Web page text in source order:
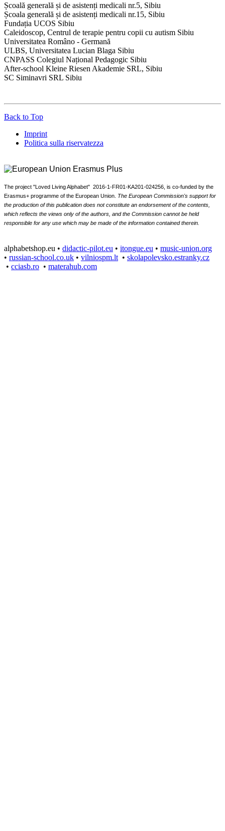
Școală generală și de asistenți medicali nr.5, Sibiu
Școala generală și de asistenți medicali nr.15, Sibiu
Fundația UCOS Sibiu
Caleidoscop, Centrul de terapie pentru copii cu autism Sibiu
Universitatea Româno - Germană
ULBS, Universitatea Lucian Blaga Sibiu
CNPASS Colegiul Național Pedagogic Sibiu
After-school Kleine Riesen Akademie SRL, Sibiu
SC Siminavri SRL Sibiu
Back to Top
Imprint
Politica sulla riservatezza
The project "Loved Living Alphabet" 2016-1-FR01-KA201-024256, is co-funded by the
Erasmus+ programme of the European Union. The European Commission's support for
the production of this publication does not constitute an endorsement of the contents,
which reflects the views only of the authors, and the Commission cannot be held
responsible for any use which may be made of the information contained therein.
alphabetshop.eu • didactic-pilot.eu • itongue.eu • music-union.org
• russian-school.co.uk • vilniospm.lt • skolapolevsko.estranky.cz
• cciasb.ro • materahub.com